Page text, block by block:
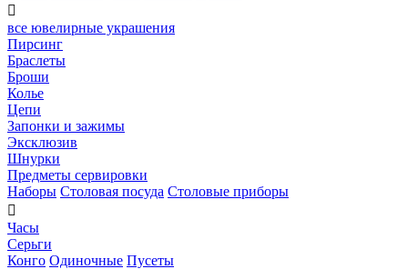

все ювелирные украшения
Пирсинг
Браслеты
Броши
Колье
Цепи
Запонки и зажимы
Эксклюзив
Шнурки
Предметы сервировки
Наборы Столовая посуда Столовые приборы

Часы
Серьги
Конго Одиночные Пусеты